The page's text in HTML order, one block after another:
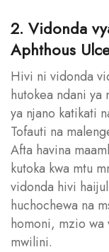
2. Vidonda
Aphthous
Hivi ni vidonda
hutokea ndani ya
ya njano katikati
Tofauti na
Afta havina
kutoka kwa mtu
vidonda hivi
huchochewa na
homoni, mzio wa
mwilini.